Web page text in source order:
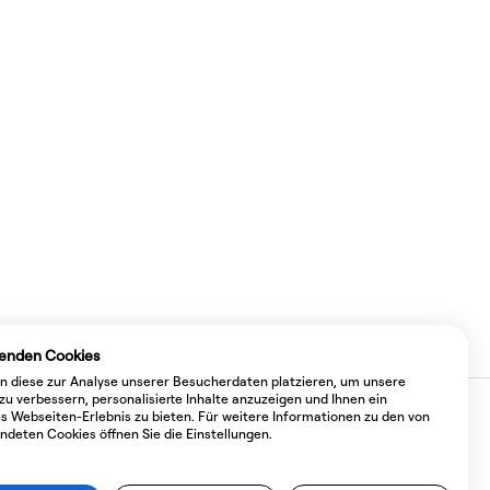
ESG Datenschutz Impressum
Cookies
diese zur Analyse unserer Besucherdaten platzieren, um unsere
verbessern, personalisierte Inhalte anzuzeigen und Ihnen ein
Webseiten-Erlebnis zu bieten. Für weitere Informationen zu den von
Cookies öffnen Sie die Einstellungen.